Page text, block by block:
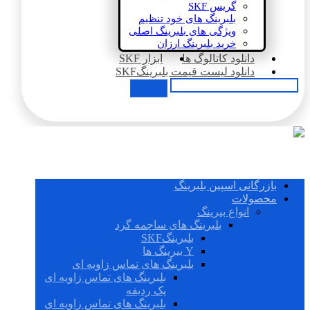
گریس SKF
بلبرینگ های خود تنظیم
ویژگی های بلبرینگ اصلی
خرید بلبرینگ ارزان
دانلود کاتالوگ ها
ابزار SKF
دانلود لیست قیمت بلبرینگSKF
بازرگانی اسپین بلبرینگ
محصولات
انواع بیرینگ
بلبرینگ های ساچمه گرد
بلبرینگSKF
Y بیرینگ ها
بلبرینگ های تماس زاویه ای
بلبرینگ های تماس زاویه ای
یک ردیفه
بلبرینگ های تماس زاویه ای